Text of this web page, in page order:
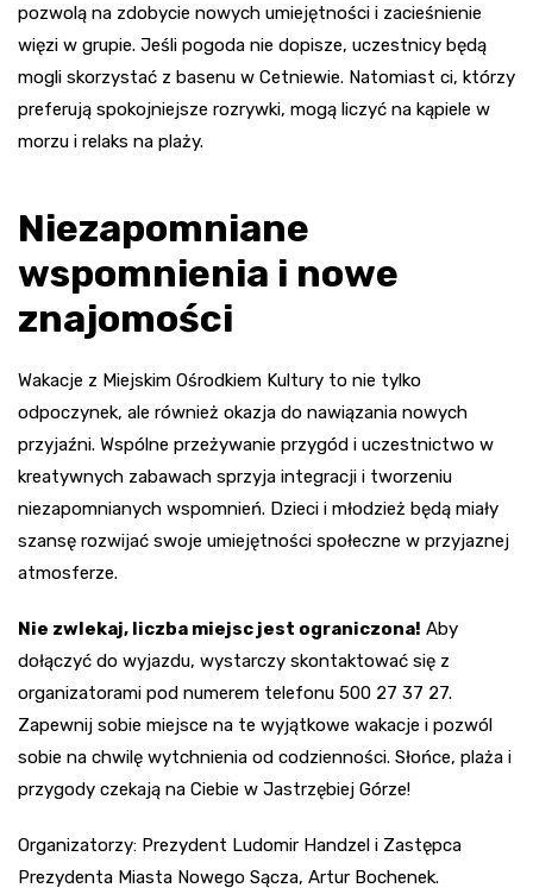
pozwolą na zdobycie nowych umiejętności i zacieśnienie
więzi w grupie. Jeśli pogoda nie dopisze, uczestnicy będą
mogli skorzystać z basenu w Cetniewie. Natomiast ci, którzy
preferują spokojniejsze rozrywki, mogą liczyć na kąpiele w
morzu i relaks na plaży.
Niezapomniane
wspomnienia i nowe
znajomości
Wakacje z Miejskim Ośrodkiem Kultury to nie tylko
odpoczynek, ale również okazja do nawiązania nowych
przyjaźni. Wspólne przeżywanie przygód i uczestnictwo w
kreatywnych zabawach sprzyja integracji i tworzeniu
niezapomnianych wspomnień. Dzieci i młodzież będą miały
szansę rozwijać swoje umiejętności społeczne w przyjaznej
atmosferze.
Nie zwlekaj, liczba miejsc jest ograniczona! Aby
dołączyć do wyjazdu, wystarczy skontaktować się z
organizatorami pod numerem telefonu 500 27 37 27.
Zapewnij sobie miejsce na te wyjątkowe wakacje i pozwól
sobie na chwilę wytchnienia od codzienności. Słońce, plaża i
przygody czekają na Ciebie w Jastrzębiej Górze!
Organizatorzy: Prezydent Ludomir Handzel i Zastępca
Prezydenta Miasta Nowego Sącza, Artur Bochenek.